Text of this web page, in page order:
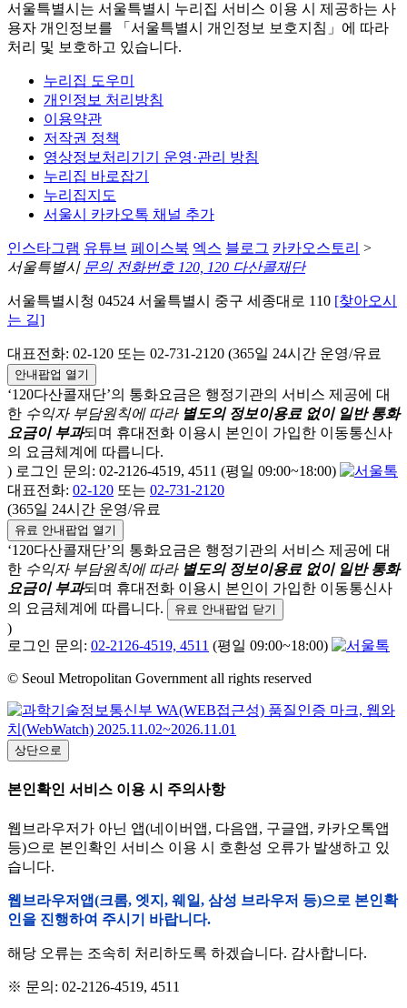
서울특별시는 서울특별시 누리집 서비스 이용 시 제공하는 사
용자 개인정보를 「서울특별시 개인정보 보호지침」에 따라
처리 및 보호하고 있습니다.
누리집 도우미
개인정보 처리방침
이용약관
저작권 정책
영상정보처리기기 운영·관리 방침
누리집 바로잡기
누리집지도
서울시 카카오톡 채널 추가
인스타그램 유튜브 페이스북 엑스 블로그 카카오스토리 >
서울특별시 문의 전화번호 120, 120 다산콜재단
서울특별시청 04524 서울특별시 중구 세종대로 110 [찾아오시
는 길]
대표전화: 02-120 또는 02-731-2120 (365일 24시간 운영/유료
안내팝업 열기
‘120다산콜재단’의 통화요금은 행정기관의 서비스 제공에 대
한 수익자 부담원칙에 따라 별도의 정보이용료 없이 일반 통화
요금이 부과되며 휴대전화 이용시 본인이 가입한 이동통신사
의 요금체계에 따릅니다.
) 로그인 문의: 02-2126-4519, 4511 (평일 09:00~18:00)
대표전화: 02-120 또는 02-731-2120
(365일 24시간 운영/유료
유료 안내팝업 열기
‘120다산콜재단’의 통화요금은 행정기관의 서비스 제공에 대
한 수익자 부담원칙에 따라 별도의 정보이용료 없이 일반 통화
요금이 부과되며 휴대전화 이용시 본인이 가입한 이동통신사
의 요금체계에 따릅니다.
유료 안내팝업 닫기
)
로그인 문의: 02-2126-4519, 4511 (평일 09:00~18:00)
© Seoul Metropolitan Government all rights reserved
상단으로
본인확인 서비스 이용 시 주의사항
웹브라우저가 아닌 앱(네이버앱, 다음앱, 구글앱, 카카오톡앱
등)으로 본인확인 서비스 이용 시 호환성 오류가 발생하고 있
습니다.
웹브라우저앱(크롬, 엣지, 웨일, 삼성 브라우저 등)으로 본인확
인을 진행하여 주시기 바랍니다.
해당 오류는 조속히 처리하도록 하겠습니다. 감사합니다.
※ 문의: 02-2126-4519, 4511